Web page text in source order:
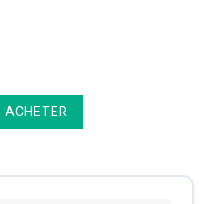
ACHETER